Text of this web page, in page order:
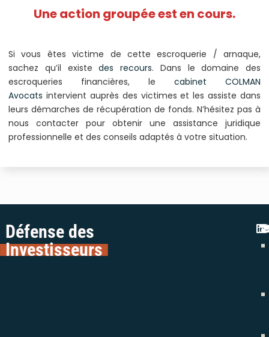
Une action groupée est en cours.
Si vous êtes victime de cette escroquerie / arnaque,
sachez qu’il existedes recours. Dans le domaine des
escroqueries financières, le cabinet COLMAN
Avocats intervient auprès des victimes et les assiste dans
leurs démarches de récupération de fonds. N’hésitez pas à
nous contacter pour obtenir une assistance juridique
professionnelle et des conseils adaptés à votre situation.
Défense des
Investisseurs